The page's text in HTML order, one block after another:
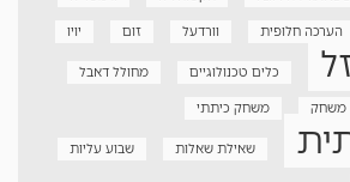
הערכה חלופית וורדעל זום יויו
כלים טכנולוגיים
מחולל דאבל
משחק משחק כיתתי
שאילת שאלות
שבוע עליות